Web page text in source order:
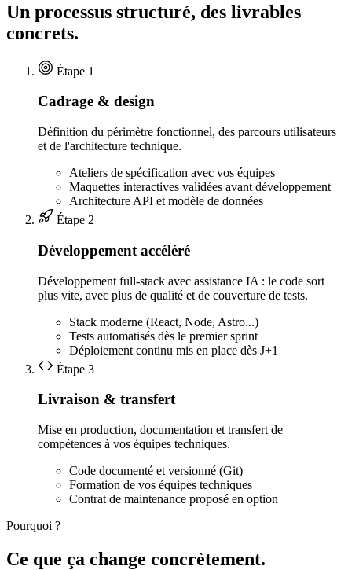
Un processus structuré, des livrables
concrets.
Étape 1
Cadrage & design
Définition du périmètre fonctionnel, des parcours utilisateurs
et de l'architecture technique.
Ateliers de spécification avec vos équipes
Maquettes interactives validées avant développement
Architecture API et modèle de données
Étape 2
Développement accéléré
Développement full-stack avec assistance IA : le code sort
plus vite, avec plus de qualité et de couverture de tests.
Stack moderne (React, Node, Astro...)
Tests automatisés dès le premier sprint
Déploiement continu mis en place dès J+1
Étape 3
Livraison & transfert
Mise en production, documentation et transfert de
compétences à vos équipes techniques.
Code documenté et versionné (Git)
Formation de vos équipes techniques
Contrat de maintenance proposé en option
Pourquoi ?
Ce que ça change concrètement.